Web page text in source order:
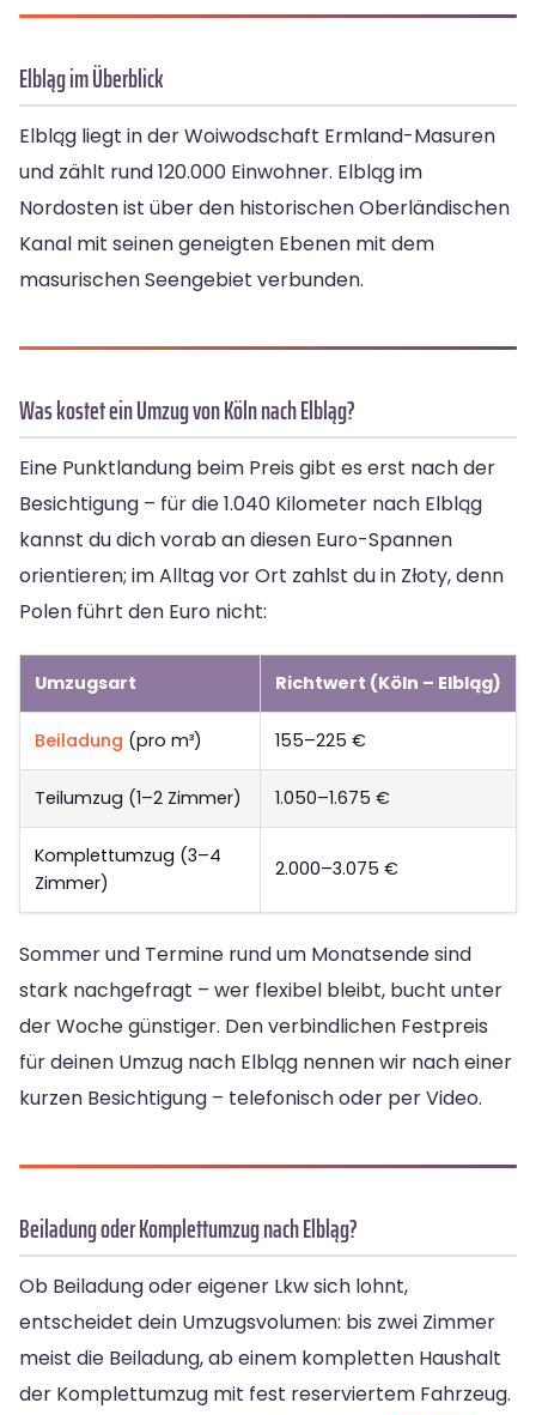
Elbląg im Überblick
Elbląg liegt in der Woiwodschaft Ermland-Masuren
und zählt rund 120.000 Einwohner. Elbląg im
Nordosten ist über den historischen Oberländischen
Kanal mit seinen geneigten Ebenen mit dem
masurischen Seengebiet verbunden.
Was kostet ein Umzug von Köln nach Elbląg?
Eine Punktlandung beim Preis gibt es erst nach der
Besichtigung – für die 1.040 Kilometer nach Elbląg
kannst du dich vorab an diesen Euro-Spannen
orientieren; im Alltag vor Ort zahlst du in Złoty, denn
Polen führt den Euro nicht:
Umzugsart Richtwert (Köln – Elbląg)
Beiladung (pro m³) 155–225 €
Teilumzug (1–2 Zimmer) 1.050–1.675 €
Komplettumzug (3–4
Zimmer)
2.000–3.075 €
Sommer und Termine rund um Monatsende sind
stark nachgefragt – wer flexibel bleibt, bucht unter
der Woche günstiger. Den verbindlichen Festpreis
für deinen Umzug nach Elbląg nennen wir nach einer
kurzen Besichtigung – telefonisch oder per Video.
Beiladung oder Komplettumzug nach Elbląg?
Ob Beiladung oder eigener Lkw sich lohnt,
entscheidet dein Umzugsvolumen: bis zwei Zimmer
meist die Beiladung, ab einem kompletten Haushalt
der Komplettumzug mit fest reserviertem Fahrzeug.